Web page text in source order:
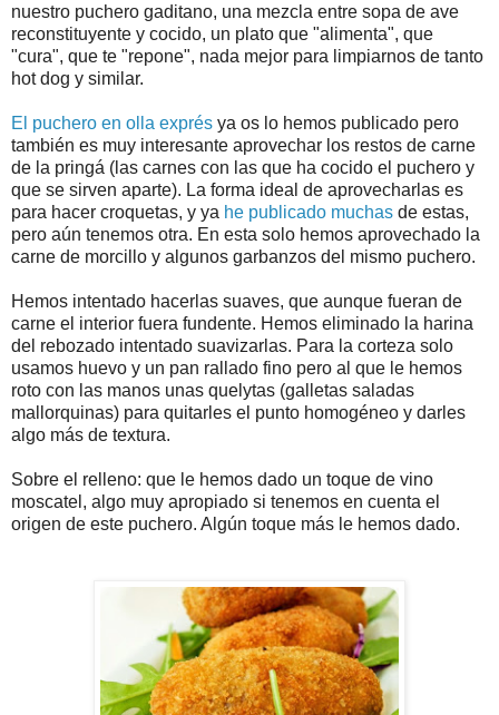
nuestro puchero gaditano, una mezcla entre sopa de ave
reconstituyente y cocido, un plato que "alimenta", que
"cura", que te "repone", nada mejor para limpiarnos de tanto
hot dog y similar.
El puchero en olla exprés ya os lo hemos publicado pero
también es muy interesante aprovechar los restos de carne
de la pringá (las carnes con las que ha cocido el puchero y
que se sirven aparte). La forma ideal de aprovecharlas es
para hacer croquetas, y ya he publicado muchas de estas,
pero aún tenemos otra. En esta solo hemos aprovechado la
carne de morcillo y algunos garbanzos del mismo puchero.
Hemos intentado hacerlas suaves, que aunque fueran de
carne el interior fuera fundente. Hemos eliminado la harina
del rebozado intentado suavizarlas. Para la corteza solo
usamos huevo y un pan rallado fino pero al que le hemos
roto con las manos unas quelytas (galletas saladas
mallorquinas) para quitarles el punto homogéneo y darles
algo más de textura.
Sobre el relleno: que le hemos dado un toque de vino
moscatel, algo muy apropiado si tenemos en cuenta el
origen de este puchero. Algún toque más le hemos dado.